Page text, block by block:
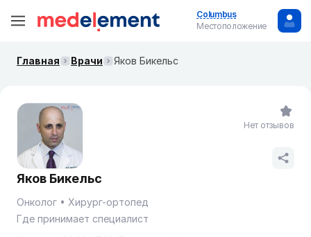
Columbus
Местоположение
Главная Врачи Яков Бикельс
Яков Бикельс
Онколог
Хирург-ортопед
Где принимает специалист
Нет отзывов